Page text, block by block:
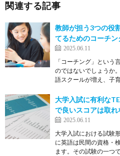
関連する記事
教師が担う3つの役
てるためのコーチン
2025.06.11
「コーチング」という
のではないでしょうか
語スクールが増え、子
大学入試に有利な
で良いスコアは取
2025.06.11
大学入試における試験
に英語は民間の資格・
ます。その試験の一つ